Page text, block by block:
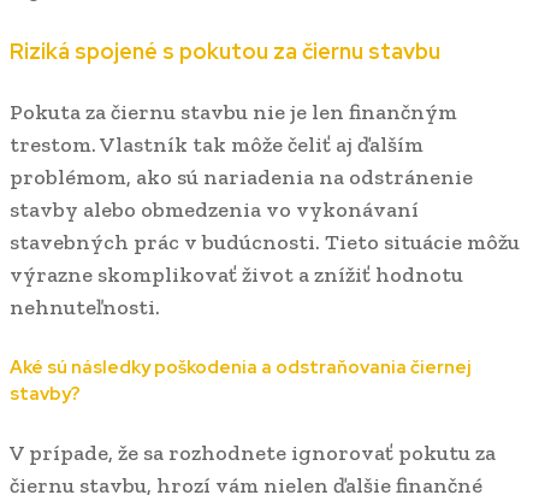
Riziká spojené s pokutou za čiernu stavbu
Pokuta za čiernu stavbu nie je len finančným
trestom. Vlastník tak môže čeliť aj ďalším
problémom, ako sú nariadenia na odstránenie
stavby alebo obmedzenia vo vykonávaní
stavebných prác v budúcnosti. Tieto situácie môžu
výrazne skomplikovať život a znížiť hodnotu
nehnuteľnosti.
Aké sú následky poškodenia a odstraňovania čiernej
stavby?
V prípade, že sa rozhodnete ignorovať pokutu za
čiernu stavbu, hrozí vám nielen ďalšie finančné